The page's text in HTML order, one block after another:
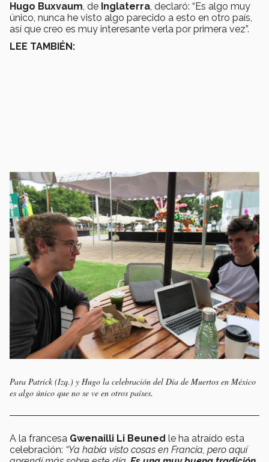
Hugo Buxvaum, de Inglaterra, declaró: “Es algo muy
único, nunca he visto algo parecido a esto en otro país,
así que creo es muy interesante verla por primera vez”.
LEE TAMBIÉN:
Para Patrick (Izq.) y Hugo la celebración del Día de Muertos en México
es algo único que no se ve en otros países.
A la francesa Gwenailli Li Beuned le ha atraído esta
celebración: “Ya había visto cosas en Francia, pero aquí